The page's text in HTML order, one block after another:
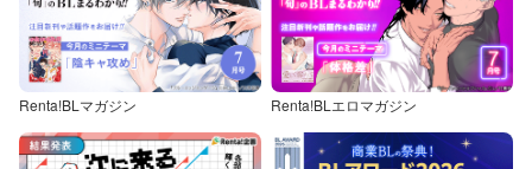
Renta!BLマガジン Renta!BLエロマガジン